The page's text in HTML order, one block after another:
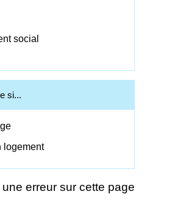
social
si...
logement
erreur sur cette page